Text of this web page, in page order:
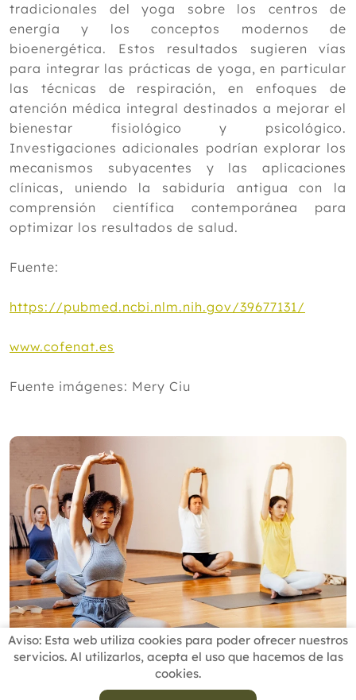
tradicionales del yoga sobre los centros de
energía y los conceptos modernos de
bioenergética. Estos resultados sugieren vías
para integrar las prácticas de yoga, en particular
las técnicas de respiración, en enfoques de
atención médica integral destinados a mejorar el
bienestar fisiológico y psicológico.
Investigaciones adicionales podrían explorar los
mecanismos subyacentes y las aplicaciones
clínicas, uniendo la sabiduría antigua con la
comprensión científica contemporánea para
optimizar los resultados de salud.
Fuente:
https://pubmed.ncbi.nlm.nih.gov/39677131/
www.cofenat.es
Fuente imágenes: Mery Ciu
Aviso: Esta web utiliza cookies para poder ofrecer nuestros
servicios. Al utilizarlos, acepta el uso que hacemos de las
cookies.